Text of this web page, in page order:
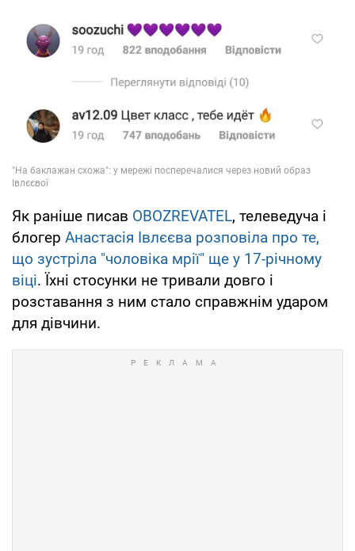
Як раніше писав OBOZREVATEL, телеведуча і
блогер Анастасія Івлєєва розповіла про те,
що зустріла "чоловіка мрії" ще у 17-річному
віці. Їхні стосунки не тривали довго і
розставання з ним стало справжнім ударом
для дівчини.